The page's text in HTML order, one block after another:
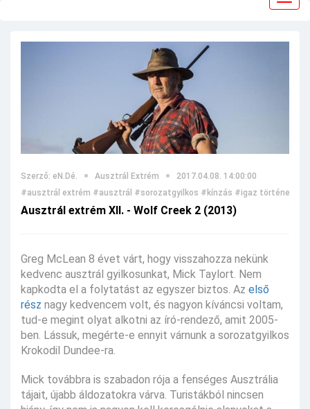
Szerző: eN.Dé. Ausztrál Extrém
2017.04.08. 14:00:00
#ausztrál extrém #ausztrál #sorozatgyilkos #kínzás #igaz történet
Ausztrál extrém XII. - Wolf Creek 2 (2013)
Greg McLean 8 évet várt, hogy visszahozza nekünk
kedvenc ausztrál gyilkosunkat, Mick Taylort. Nem
kapkodta el a folytatást az egyszer biztos. Az első
rész nagy kedvencem volt, és nagyon kíváncsi voltam,
tud-e megint olyat alkotni az író-rendező, amit 2005-
ben. Lássuk, megérte-e ennyit várnunk a sorozatgyilkos
Krokodil Dundee-ra.
Mick továbbra is szabadon rója a fenséges Ausztrália
tájait, újabb áldozatokra várva. Turistákból nincsen